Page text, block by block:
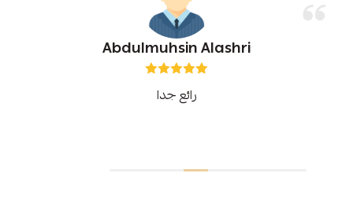
Abdulmuhsin Alashri
رائع جدا